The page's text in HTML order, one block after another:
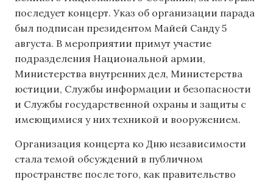
последует концерт. Указ об организации парада
был подписан президентом Майей Санду 5
августа. В мероприятии примут участие
подразделения Национальной армии,
Министерства внутренних дел, Министерства
юстиции, Службы информации и безопасности
и Службы государственной охраны и защиты с
имеющимися у них техникой и вооружением.
Организация концерта ко Дню независимости
стала темой обсуждений в публичном
пространстве после того, как правительство